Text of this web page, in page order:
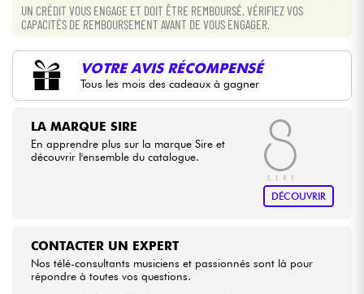
Packs
UN CRÉDIT VOUS ENGAGE ET DOIT ÊTRE REMBOURSÉ. VÉRIFIEZ VOS
CAPACITÉS DE REMBOURSEMENT AVANT DE VOUS ENGAGER.
VOTRE AVIS RÉCOMPENSÉ
Tous les mois des cadeaux à gagner
LA MARQUE SIRE
En apprendre plus sur la marque Sire et
découvrir l'ensemble du catalogue.
DÉCOUVRIR
CONTACTER UN EXPERT
Nos télé-consultants musiciens et passionnés sont là pour
répondre à toutes vos questions.